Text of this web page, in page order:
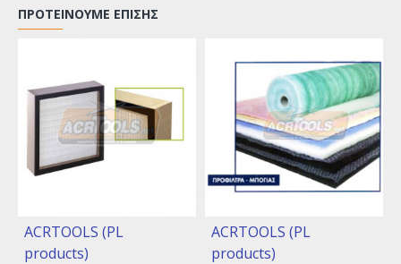
ΠΡΟΤΕΊΝΟΥΜΕ ΕΠΊΣΗΣ
ACRTOOLS (PL
products)
ACRTOOLS (PL
products)